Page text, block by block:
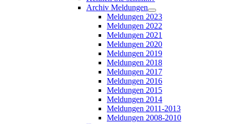
Archiv Meldungen
Meldungen 2023
Meldungen 2022
Meldungen 2021
Meldungen 2020
Meldungen 2019
Meldungen 2018
Meldungen 2017
Meldungen 2016
Meldungen 2015
Meldungen 2014
Meldungen 2011-2013
Meldungen 2008-2010